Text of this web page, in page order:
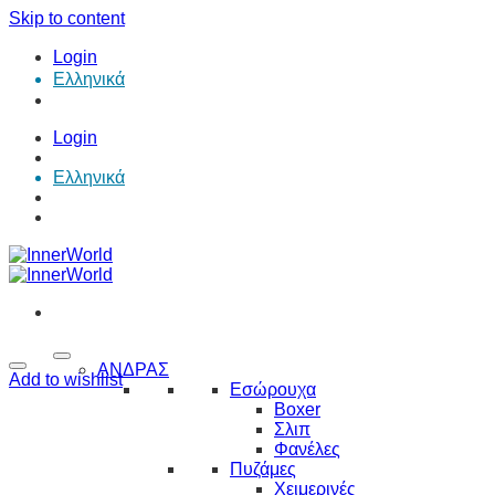
Skip to content
Login
Ελληνικά
Login
Ελληνικά
ΑΝΔΡΑΣ
Εσώρουχα
Boxer
Σλιπ
Φανέλες
Πυζάμες
Χειμερινές
Add to wishlist